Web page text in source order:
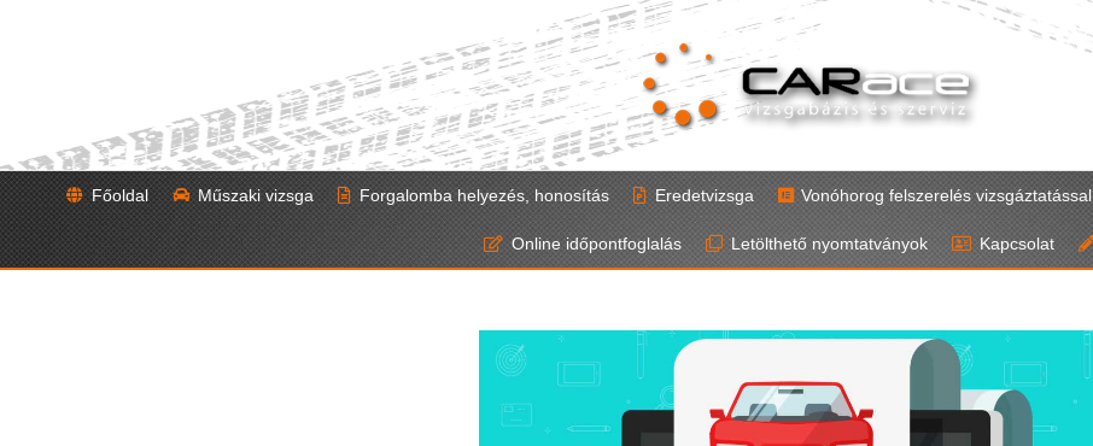
Főoldal Műszaki vizsga Forgalomba helyezés, honosítás Eredetvizsga Vonóhorog felszerelés vizsgáztatással
Online időpontfoglalás Letölthető nyomtatványok Kapcsolat